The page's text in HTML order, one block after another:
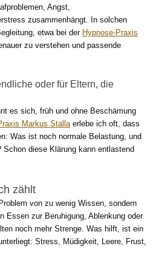
Angst,
zusammenhängt. In solchen
etwa bei der Hypnose-Praxis
zu verstehen und passende
oder für Eltern, die
es sich, früh und ohne Beschämung
Markus Stallaerlebe ich oft, dass
Was ist noch normale Belastung, und
diese Klärung kann entlastend
zählt
von zu wenig Wissen, sondern
Essen zur Beruhigung, Ablenkung oder
noch mehr Strenge. Was hilft, ist ein
Stress, Müdigkeit, Leere, Frust,